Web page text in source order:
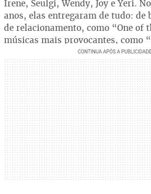
Irene, Seulgi, Wendy, Joy e Yeri.
anos, elas entregaram de tudo: de
de relacionamento, como “One of
músicas mais provocantes, como